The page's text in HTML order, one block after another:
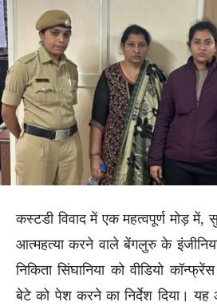
कस्टडी विवाद में एक महत्वपूर्ण मोड़ में,
आत्महत्या करने वाले बेंगलुरु के
निकिता सिंघानिया को वीडियो
बेटे को पेश करने का निर्देश दिया।